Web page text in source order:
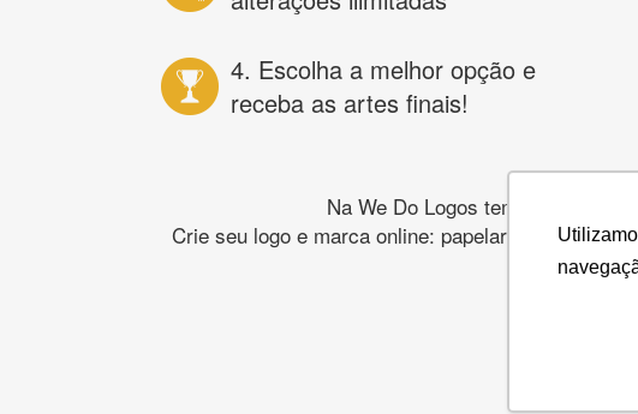
4. Escolha a melhor opção e
receba as artes finais!
Na We Do Logos temos os
Crie seu logo e marca online: papelaria, banner,